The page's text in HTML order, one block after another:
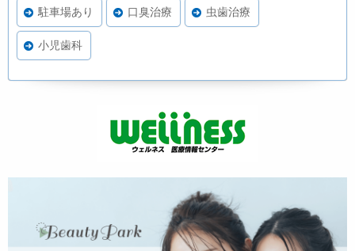
駐車場あり 口臭治療 虫歯治療
小児歯科